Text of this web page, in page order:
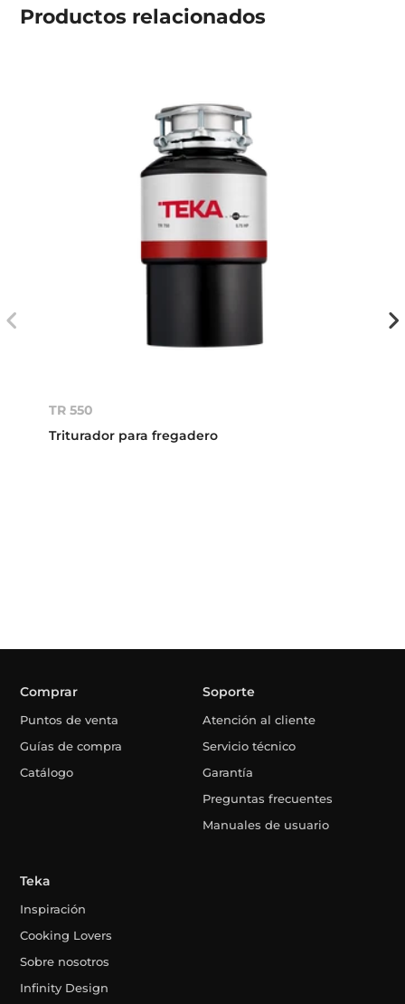
Productos relacionados
TR 550
Triturador para fregadero
Comprar
Puntos de venta
Guías de compra
Catálogo
Soporte
Atención al cliente
Servicio técnico
Garantía
Preguntas frecuentes
Manuales de usuario
Teka
Inspiración
Cooking Lovers
Sobre nosotros
Infinity Design